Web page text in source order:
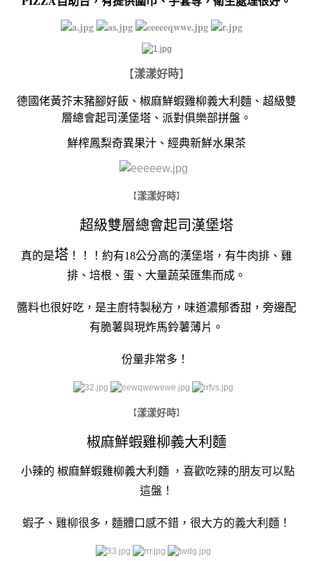
【漾漾好時】
德國佬黃芥末豬腳好飯、椒麻鮮蝦雞柳義大利麵、超級雙
層總會起司漢堡塔、派對俱樂部拼盤。
鮮榨鳳梨奇異果汁、經典新鮮水果茶
【漾漾好時】
超級雙層總會起司漢堡塔
真的是塔 ！！！約有18公分高的漢堡塔，有牛肉排、雞
排、培根、蛋、大量蔬菜匯集而成。
醬料也很好吃，是主廚特製秘方，味道濃郁香甜，旁邊配
有脆薯與現炸馬鈴薯薄片。
份量非常多！
【漾漾好時】
椒麻鮮蝦雞柳義大利麵
小辣的 椒麻鮮蝦雞柳義大利麵
，喜歡吃辣的朋友可以點
這盤！
蝦子、雞柳很多，麵體口感不錯，很大方的義大利麵！